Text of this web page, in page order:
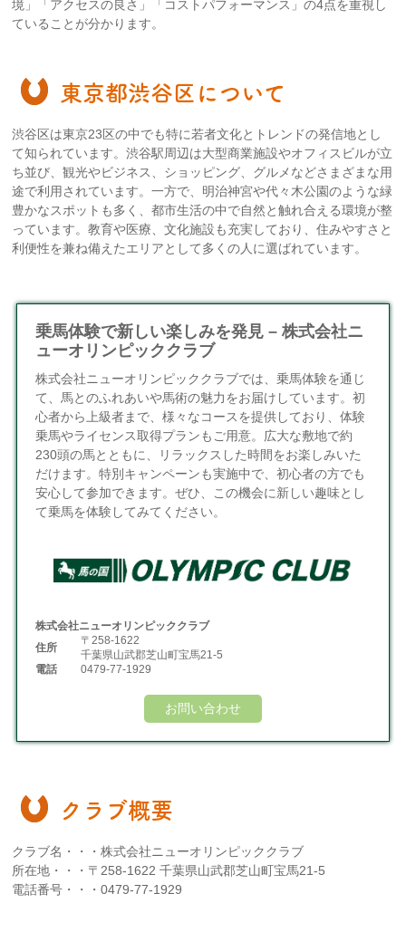
境」「アクセスの良さ」「コストパフォーマンス」の4点を重視し
ていることが分かります。
東京都渋谷区について
渋谷区は東京23区の中でも特に若者文化とトレンドの発信地とし
て知られています。渋谷駅周辺は大型商業施設やオフィスビルが立
ち並び、観光やビジネス、ショッピング、グルメなどさまざまな用
途で利用されています。一方で、明治神宮や代々木公園のような緑
豊かなスポットも多く、都市生活の中で自然と触れ合える環境が整
っています。教育や医療、文化施設も充実しており、住みやすさと
利便性を兼ね備えたエリアとして多くの人に選ばれています。
乗馬体験で新しい楽しみを発見 – 株式会社ニ
ューオリンピッククラブ
株式会社ニューオリンピッククラブでは、乗馬体験を通じ
て、馬とのふれあいや馬術の魅力をお届けしています。初
心者から上級者まで、様々なコースを提供しており、体験
乗馬やライセンス取得プランもご用意。広大な敷地で約
230頭の馬とともに、リラックスした時間をお楽しみいた
だけます。特別キャンペーンも実施中で、初心者の方でも
安心して参加できます。ぜひ、この機会に新しい趣味とし
て乗馬を体験してみてください。
株式会社ニューオリンピッククラブ
住所
〒258-1622
千葉県山武郡芝山町宝馬21-5
電話
0479-77-1929
お問い合わせ
クラブ概要
クラブ名・・・株式会社ニューオリンピッククラブ
所在地・・・〒258-1622 千葉県山武郡芝山町宝馬21-5
電話番号・・・0479-77-1929